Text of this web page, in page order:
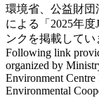
環境省、公益財団
による「2025年
ンクを掲載してい
Following link
organized by
Environment Centre
Environmental